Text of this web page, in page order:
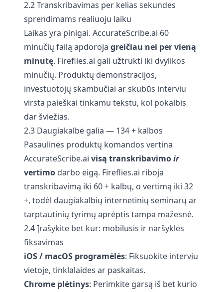
2.2 Transkribavimas per kelias sekundes
sprendimams realiuoju laiku
Laikas yra pinigai. AccurateScribe.ai 60
minučių failą apdoroja greičiau nei per vieną
minutę. Fireflies.ai gali užtrukti iki dvylikos
minučių. Produktų demonstracijos,
investuotojų skambučiai ar skubūs interviu
virsta paieškai tinkamu tekstu, kol pokalbis
dar šviežias.
2.3 Daugiakalbė galia — 134 + kalbos
Pasaulinės produktų komandos vertina
AccurateScribe.ai visą transkribavimoir
vertimo darbo eigą. Fireflies.ai riboja
transkribavimą iki 60 + kalbų, o vertimą iki 32
+, todėl daugiakalbių internetinių seminarų ar
tarptautinių tyrimų aprėptis tampa mažesnė.
2.4 Įrašykite bet kur: mobilusis ir naršyklės
fiksavimas
iOS / macOS programėlės: Fiksuokite interviu
vietoje, tinklalaides ar paskaitas.
Chrome plėtinys: Perimkite garsą iš bet kurio